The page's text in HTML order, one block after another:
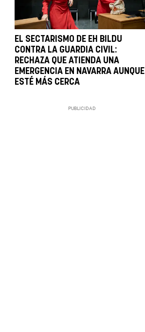
EL SECTARISMO DE EH BILDU
CONTRA LA GUARDIA CIVIL:
RECHAZA QUE ATIENDA UNA
EMERGENCIA EN NAVARRA AUNQUE
ESTÉ MÁS CERCA